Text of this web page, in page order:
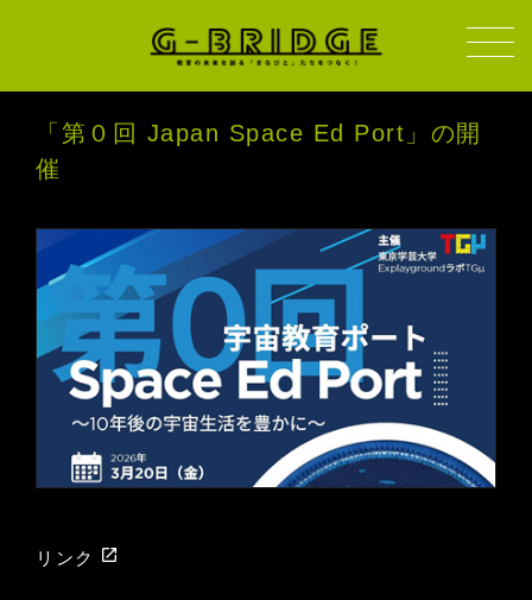
「第０回 Japan Space Ed Port」の開
催
リンク launch